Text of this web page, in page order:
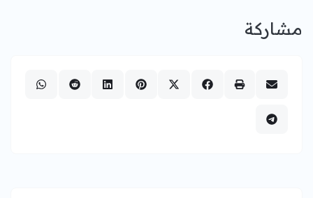
مشاركة